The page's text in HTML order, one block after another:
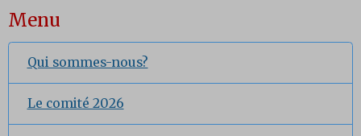
Menu
Qui sommes-nous?
Le comité 2026